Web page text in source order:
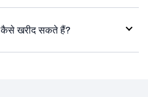
खरीद सकते हैं?